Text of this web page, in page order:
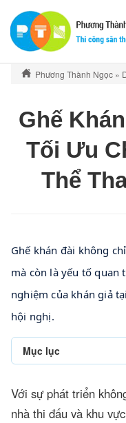
Phương Thành Ngọc »
Ghế
Tối Ưu
Thể
Ghế khán đài không
mà còn là yếu tố quan
nghiệm của khán giả
hội nghị.
Mục lục
Với sự phát triển
nhà thi đấu và khu